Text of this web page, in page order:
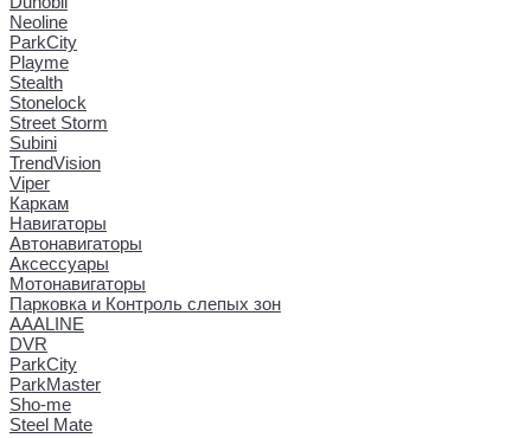
Neoline
ParkCity
Playme
Stealth
Stonelock
Street Storm
Subini
TrendVision
Viper
Каркам
Навигаторы
Автонавигаторы
Аксессуары
Мотонавигаторы
Парковка и Контроль слепых зон
AAALINE
DVR
ParkCity
ParkMaster
Sho-me
Steel Mate